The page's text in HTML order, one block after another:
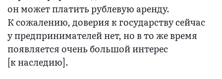
он может платить рублевую аренду.
К сожалению, доверия к государству сейчас
у предпринимателей нет, но в то же время
появляется очень большой интерес
[к наследию].